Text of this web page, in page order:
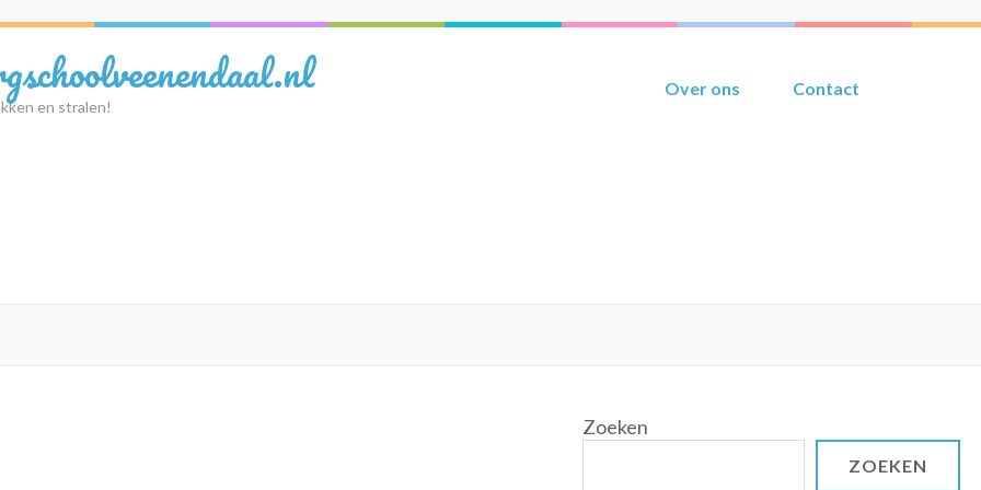
en stralen!
Over ons Contact
Zoeken
ZOEKEN